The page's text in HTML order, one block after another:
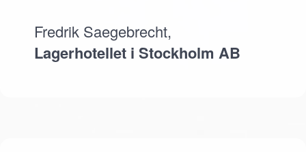
Fredrik Saegebrecht,
Lagerhotellet i Stockholm AB